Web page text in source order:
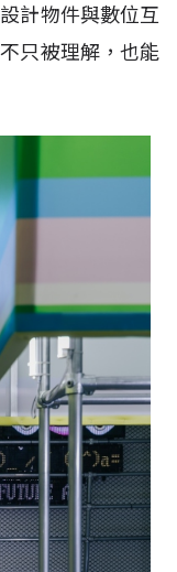
計物件與數位互
只被理解，也能